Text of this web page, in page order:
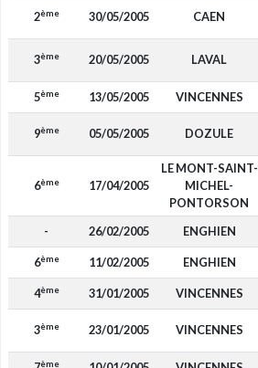
2ème 30/05/2005 CAEN
3ème 20/05/2005 LAVAL
5ème 13/05/2005 VINCENNES
9ème 05/05/2005 DOZULE
6ème 17/04/2005
LE MONT-SAINT-
MICHEL-
PONTORSON
- 26/02/2005 ENGHIEN
6ème 11/02/2005 ENGHIEN
4ème 31/01/2005 VINCENNES
3ème 23/01/2005 VINCENNES
ème